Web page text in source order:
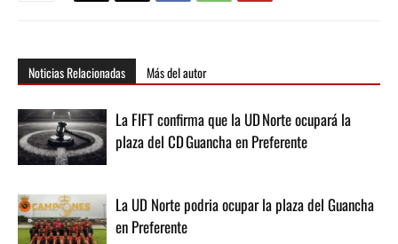
Noticias Relacionadas Más del autor
La FIFT confirma que la UD Norte ocupará la
plaza del CD Guancha en Preferente
La UD Norte podria ocupar la plaza del Guancha
en Preferente